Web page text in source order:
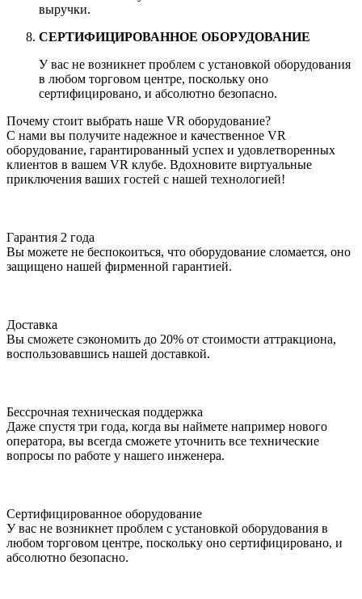
выручки.
СЕРТИФИЦИРОВАННОЕ ОБОРУДОВАНИЕ
У вас не возникнет проблем с установкой оборудования
в любом торговом центре, поскольку оно
сертифицировано, и абсолютно безопасно.
Почему стоит выбрать наше VR оборудование?
С нами вы получите надежное и качественное VR
оборудование, гарантированный успех и удовлетворенных
клиентов в вашем VR клубе. Вдохновите виртуальные
приключения ваших гостей с нашей технологией!
Гарантия 2 года
Вы можете не беспокоиться, что оборудование сломается, оно
защищено нашей фирменной гарантией.
Доставка
Вы сможете сэкономить до 20% от стоимости аттракциона,
воспользовавшись нашей доставкой.
Бессрочная техническая поддержка
Даже спустя три года, когда вы наймете например нового
оператора, вы всегда сможете уточнить все технические
вопросы по работе у нашего инженера.
Сертифицированное оборудование
У вас не возникнет проблем с установкой оборудования в
любом торговом центре, поскольку оно сертифицировано, и
абсолютно безопасно.